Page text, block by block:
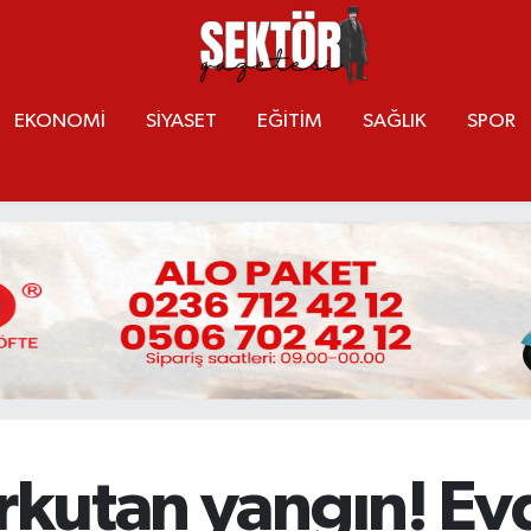
EKONOMİ SİYASET EĞİTİM SAĞLIK SPOR
yangın!